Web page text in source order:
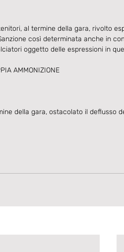
al termine della gara, rivolto
così determinata anche in
oggetto delle espressioni in
AMMONIZIONE
della gara, ostacolato il deflusso